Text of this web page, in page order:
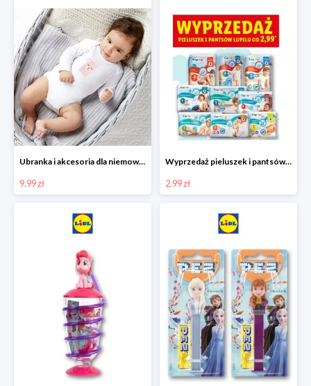
Ubranka i akcesoria dla niemowląt w Lidlu od 9,99 zł
9.99 zł
Wyprzedaż pieluszek i pantsów LUPILU od 2,99 zł
2.99 zł